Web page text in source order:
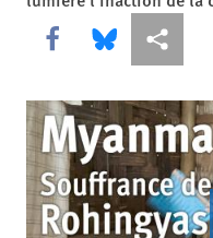
Share this via Facebook
Share this via
Share